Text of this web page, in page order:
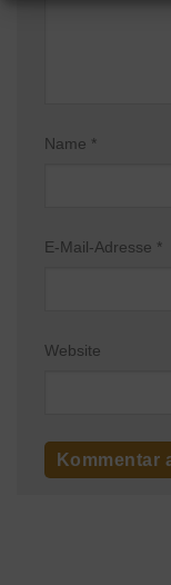
Name *
E-Mail-Adresse *
Website